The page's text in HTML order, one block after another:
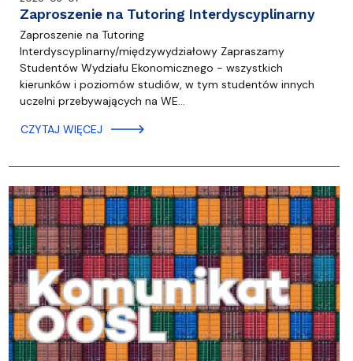
Zaproszenie na Tutoring Interdyscyplinarny
Zaproszenie na Tutoring
Interdyscyplinarny/międzywydziałowy Zapraszamy
Studentów Wydziału Ekonomicznego - wszystkich
kierunków i poziomów studiów, w tym studentów innych
uczelni przebywających na WE…
CZYTAJ WIĘCEJ